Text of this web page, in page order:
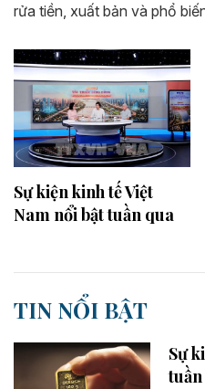
rửa tiền, xuất bản và phổ
Sự kiện kinh tế Việt
Nam nổi bật tuần qua
TIN NỔI BẬT
Sự